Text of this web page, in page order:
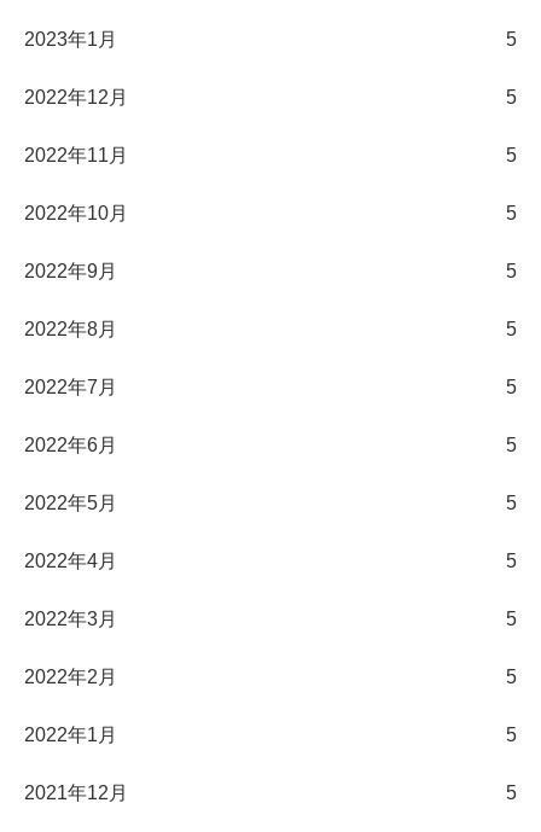
2023年1月 5
2022年12月 5
2022年11月 5
2022年10月 5
2022年9月 5
2022年8月 5
2022年7月 5
2022年6月 5
2022年5月 5
2022年4月 5
2022年3月 5
2022年2月 5
2022年1月 5
2021年12月 5